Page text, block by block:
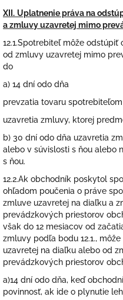
XII. Uplatnenie práva na
a zmluvy uzavretej mimo
12.1.Spotrebiteľ môže
od zmluvy uzavretej mimo
do
a) 14 dní odo dňa
prevzatia tovaru spotrebiteľom
uzavretia zmluvy, ktorej
b) 30 dní odo dňa uzavretia
alebo v súvislosti s ňou alebo
s ňou.
12.2.Ak obchodník poskytol
ohľadom poučenia o práve
zmluve uzavretej na diaľku a
prevádzkových priestorov
však do 12 mesiacov od
zmluvy podľa bodu 12.1.,
uzavretej na diaľku alebo od
prevádzkových priestorov
a)14 dní odo dňa, keď
povinnosť, ak ide o plynutie